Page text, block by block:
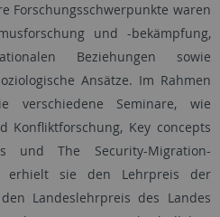
Forschungsschwerpunkte waren
und -bekämpfung,
Beziehungen sowie
Ansätze. Im Rahmen
verschiedene Seminare, wie
Konfliktforschung, Key concepts
und The Security-Migration-
erhielt sie den Lehrpreis der
Landeslehrpreis des Landes